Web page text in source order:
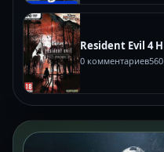
Resident Evil 4
0 комментариев